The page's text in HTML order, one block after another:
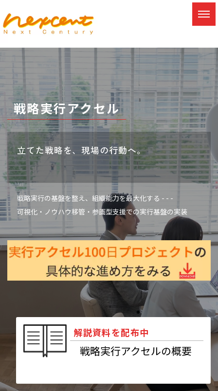
戦略実行アクセル
立てた戦略を、現場の行動へ。
戦略実行の基盤を整え、組織能力を最大化する - - -
可視化・ノウハウ移管・参画型支援での実行基盤の実装
解説資料を配布中
戦略実行アクセルの概要